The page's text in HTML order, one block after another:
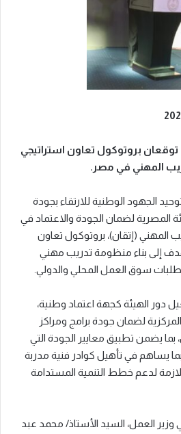
توقعان بروتوكول تعاون استراتيجي
المهني في مصر.
الجهود الوطنية للارتقاء بجودة
المصرية لضمان الجودة والاعتماد في
المهني (إتقان)، بروتوكول تعاون
إلى بناء منظومة تدريب مهني
سوق العمل المحلي والدولي.
دور الهيئة كجهة اعتماد وطنية،
لضمان جودة برامج ومراكز
بما يضمن تطبيق معايير الجودة التي
يساهم في تأهيل كوادر فنية مدربة
لدعم خطط التنمية المستدامة
العمل، السيد الأستاذ/ محمد عبد